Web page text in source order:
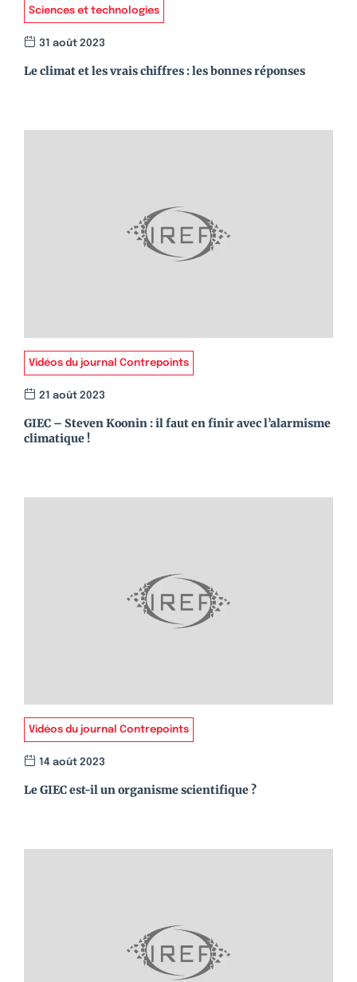
Sciences et technologies
31 août 2023
Le climat et les vrais chiffres : les bonnes réponses
Vidéos du journal Contrepoints
21 août 2023
GIEC – Steven Koonin : il faut en finir avec l’alarmisme
climatique !
Vidéos du journal Contrepoints
14 août 2023
Le GIEC est-il un organisme scientifique ?